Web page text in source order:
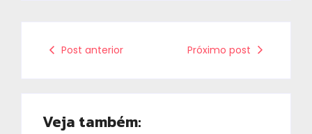
Post anterior Próximo post
Veja também: